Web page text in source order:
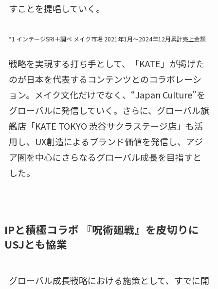
すことを提唱していく。
*1 インテージSRI＋調べ メイク市場 2021年1月～2024年12月累計売上金額
戦略を実現する打ち手として、「KATE」が掲げた
のが日本を代表するコンテンツとのコラボレーシ
ョン。メイク文化だけでなく、“Japan Culture”を
グローバルに発信していく。さらに、グローバル旗
艦店「KATE TOKYO 渋谷サクラステージ店」も活
用し、UX創造によるブランド価値を発信し、アジ
ア圏を中心にさらなるグローバル成長を目指すと
した。
IPと積極コラボ 『呪術廻戦』を皮切りに
USJとも協業
グローバル成長戦略における施策として、すでに開